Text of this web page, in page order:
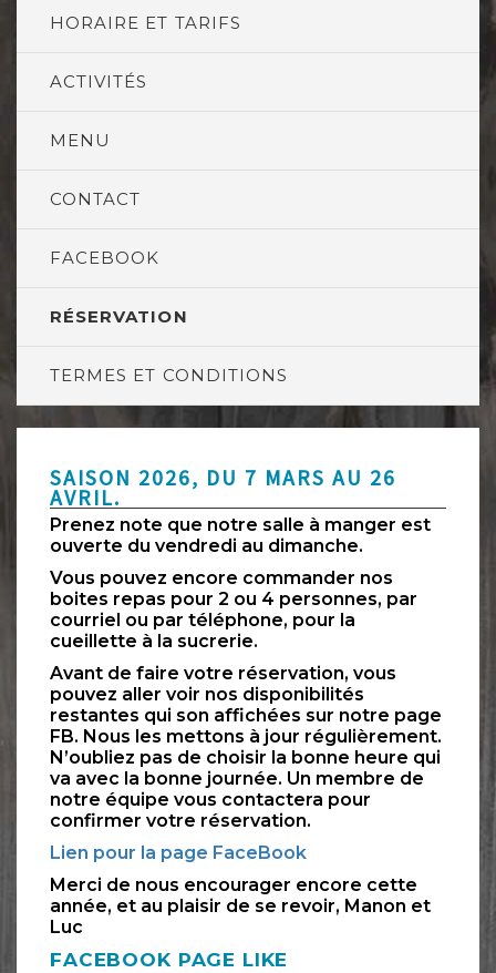
HORAIRE ET TARIFS
ACTIVITÉS
MENU
CONTACT
FACEBOOK
RÉSERVATION
TERMES ET CONDITIONS
SAISON 2026, DU 7 MARS AU 26
AVRIL.
Prenez note que notre salle à manger est
ouverte du vendredi au dimanche.
Vous pouvez encore commander nos
boites repas pour 2 ou 4 personnes, par
courriel ou par téléphone, pour la
cueillette à la sucrerie.
Avant de faire votre réservation, vous
pouvez aller voir nos disponibilités
restantes qui son affichées sur notre page
FB. Nous les mettons à jour régulièrement.
N’oubliez pas de choisir la bonne heure qui
va avec la bonne journée. Un membre de
notre équipe vous contactera pour
confirmer votre réservation.
Lien pour la page FaceBook
Merci de nous encourager encore cette
année, et au plaisir de se revoir, Manon et
Luc
FACEBOOK PAGE LIKE